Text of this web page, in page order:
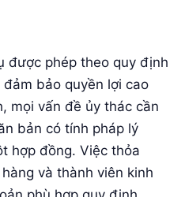
được phép theo quy định
bảo quyền lợi cao
mọi vấn đề ủy thác cần
bản có tính pháp lý
hợp đồng. Việc thỏa
và thành viên kinh